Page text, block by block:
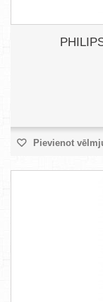
Pievienot